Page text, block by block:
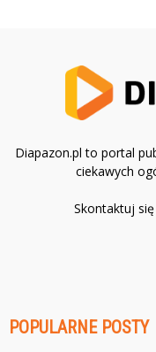
Diapazon.pl to portal
ciekawych
Skontaktuj
POPULARNE POSTY